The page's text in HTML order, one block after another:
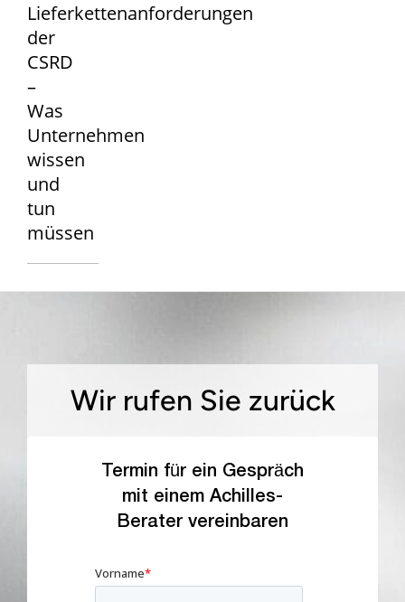
Lieferkettenanforderungen
der
CSRD
–
Was
Unternehmen
wissen
und
tun
müssen
Wir rufen Sie zurück
Termin für ein Gespräch
mit einem Achilles-
Berater vereinbaren